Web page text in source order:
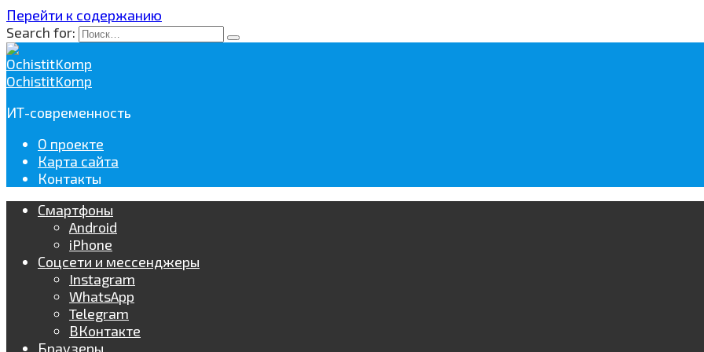
Перейти к содержанию
Search for:
OchistitKomp
ИТ-современность
О проекте
Карта сайта
Контакты
Смартфоны
Android
iPhone
Соцсети и мессенджеры
Instagram
WhatsApp
Telegram
ВКонтакте
Браузеры